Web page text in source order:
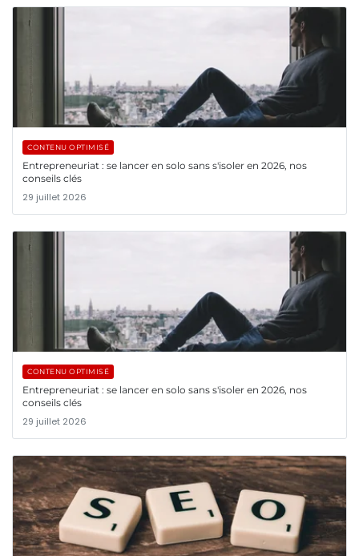
CONTENU OPTIMISÉ
Entrepreneuriat : se lancer en solo sans s'isoler en 2026, nos
conseils clés
29 juillet 2026
CONTENU OPTIMISÉ
Entrepreneuriat : se lancer en solo sans s'isoler en 2026, nos
conseils clés
29 juillet 2026